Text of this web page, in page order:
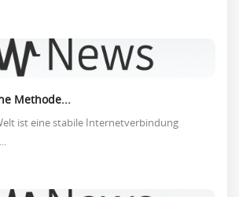
Methode...
ist eine stabile Internetverbindung